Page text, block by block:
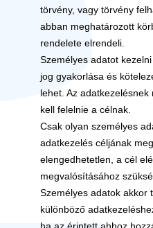
törvény, vagy törvény
abban meghatározott
rendelete elrendeli.
Személyes adatot
jog gyakorlása és
lehet. Az
kell felelnie a célnak.
Csak olyan személyes
adatkezelés céljának
elengedhetetlen, a cél
megvalósításához
Személyes adatok akkor
különböző